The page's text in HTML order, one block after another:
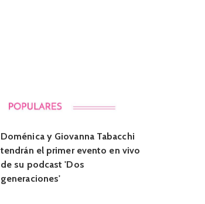
Doménica y Giovanna Tabacchi
tendrán el primer evento en vivo
de su podcast 'Dos
generaciones'